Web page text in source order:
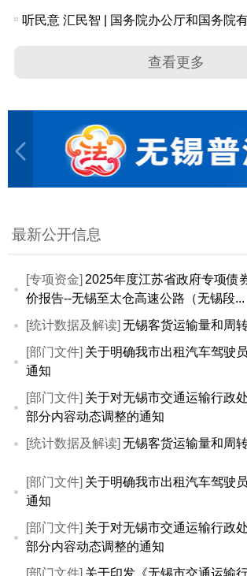
听民意 汇民智 | 国务院办公厅和国务院
查看更多
最新公开信息
[专项资金] 2025年度江苏省政府专项债
价报告--无锡至太仓高速公路（无锡段...
[统计数据及解读] 无锡客货运输量和周
[部门文件] 关于明确我市出租汽车驾驶
通知
[部门文件] 关于对无锡市交通运输行政
部分内容动态调整的通知
[统计数据及解读] 无锡客货运输量和周
[部门文件] 关于明确我市出租汽车驾驶
通知
[部门文件] 关于对无锡市交通运输行政
部分内容动态调整的通知
[部门文件] 关于印发《无锡市交通运输